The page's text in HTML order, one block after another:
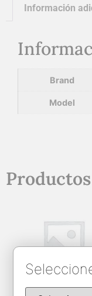
Información
Brand
Model